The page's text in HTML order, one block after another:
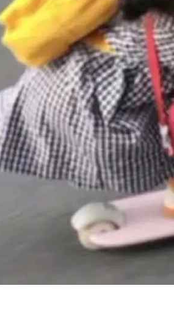
preview 在多语种的
京ICP备2025119063号